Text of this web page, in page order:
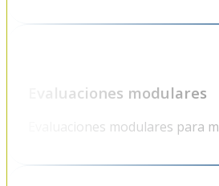
Evaluaciones modulares
Evaluaciones modulares para